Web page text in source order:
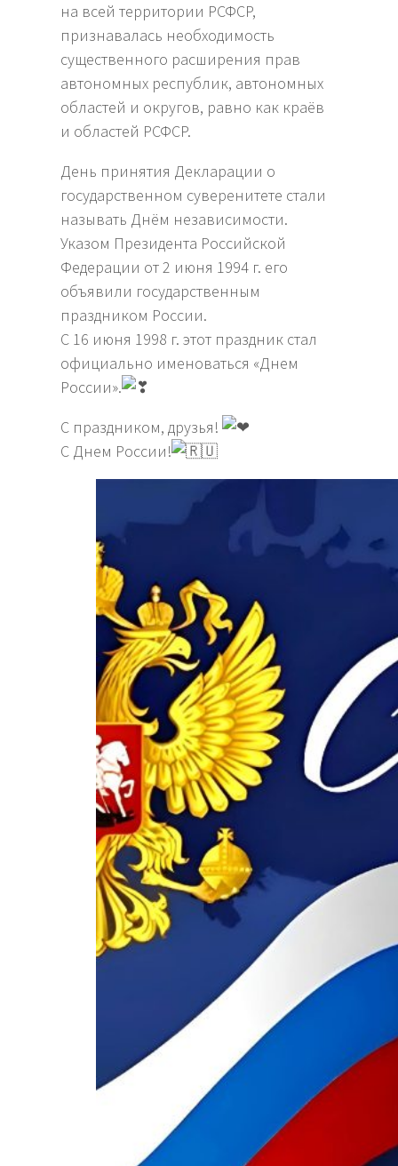
на всей территории РСФСР,
признавалась необходимость
существенного расширения прав
автономных республик, автономных
областей и округов, равно как краёв
и областей РСФСР.
День принятия Декларации о
государственном суверенитете стали
называть Днём независимости.
Указом Президента Российской
Федерации от 2 июня 1994 г. его
объявили государственным
праздником России.
С 16 июня 1998 г. этот праздник стал
официально именоваться «Днем
России».
С праздником, друзья!
С Днем России!